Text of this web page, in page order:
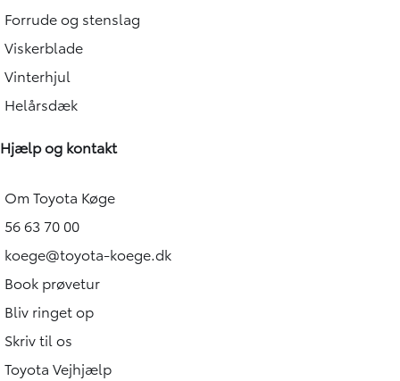
Forrude og stenslag
Viskerblade
Vinterhjul
Helårsdæk
Hjælp og kontakt
Om Toyota Køge
56 63 70 00
koege@toyota-koege.dk
Book prøvetur
Bliv ringet op
Skriv til os
Toyota Vejhjælp